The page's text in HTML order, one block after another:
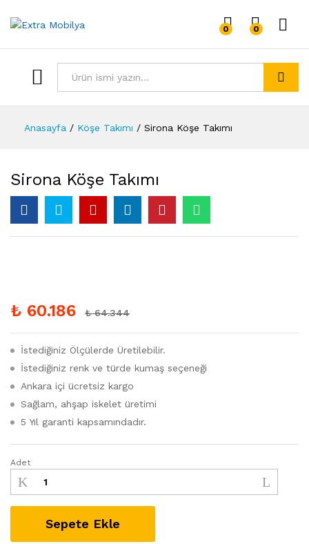
0 0
Tümü
Arama
Anasayfa / Köşe Takımı / Sirona Köşe Takımı
Sirona Köşe Takımı
₺ 60.186 ₺64.344
İstediğiniz Ölçülerde Üretilebilir.
İstediğiniz renk ve türde kumaş seçeneği
Ankara içi ücretsiz kargo
Sağlam, ahşap iskelet üretimi
5 Yıl garanti kapsamındadır.
Adet
Sepete Ekle